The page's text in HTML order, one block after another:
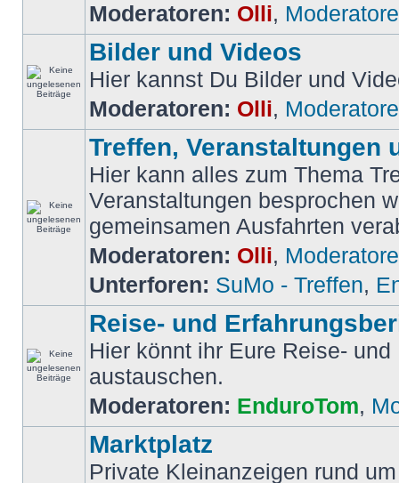
Moderatoren: Olli,
Bilder und Videos
Hier kannst Du Bilder und
Moderatoren: Olli,
Treffen, Veranstaltungen
Hier kann alles zum Thema
Veranstaltungen besprochen
gemeinsamen Ausfahrten
Moderatoren: Olli,
Unterforen: SuMo - Treffen,
Reise- und
Hier könnt ihr Eure Reise-
austauschen.
Moderatoren: EnduroTom,
Marktplatz
Private Kleinanzeigen rund